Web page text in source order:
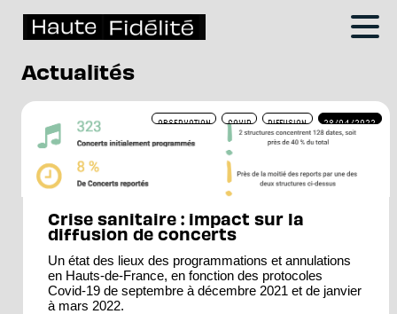
Actualités
OBSERVATION COVID DIFFUSION 28/04/2022
Crise sanitaire : impact sur la
diffusion de concerts
Un état des lieux des programmations et annulations
en Hauts-de-France, en fonction des protocoles
Covid-19 de septembre à décembre 2021 et de janvier
à mars 2022.